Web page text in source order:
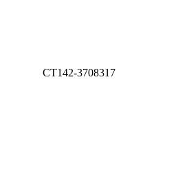
СТ142-3708317